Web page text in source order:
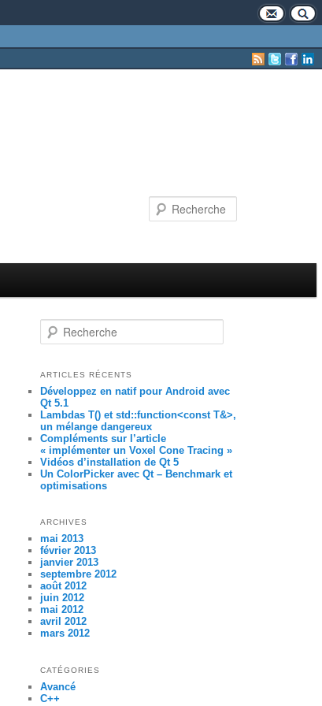
Recherche
ARTICLES RÉCENTS
Développez en natif pour Android avec
Qt 5.1
Lambdas T() et std::function<const T&>,
un mélange dangereux
Compléments sur l’article
« implémenter un Voxel Cone Tracing »
Vidéos d’installation de Qt 5
Un ColorPicker avec Qt – Benchmark et
optimisations
ARCHIVES
mai 2013
février 2013
janvier 2013
septembre 2012
août 2012
juin 2012
mai 2012
avril 2012
mars 2012
CATÉGORIES
Avancé
C++